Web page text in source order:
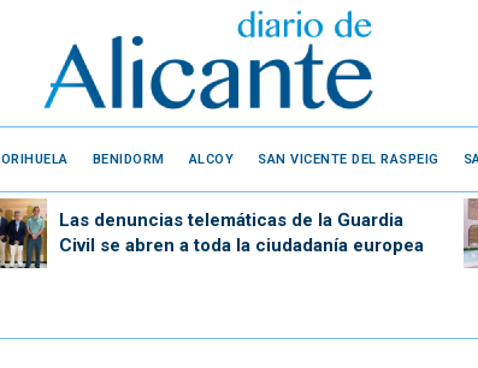
ORIHUELA BENIDORM ALCOY SAN VICENTE DEL RASPEIG
Las denuncias telemáticas de la Guardia
Civil se abren a toda la ciudadanía europea